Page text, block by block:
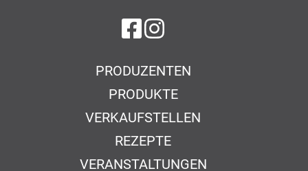
auf Facebook
auf Instagram
PRODUZENTEN
PRODUKTE
VERKAUFSTELLEN
REZEPTE
VERANSTALTUNGEN